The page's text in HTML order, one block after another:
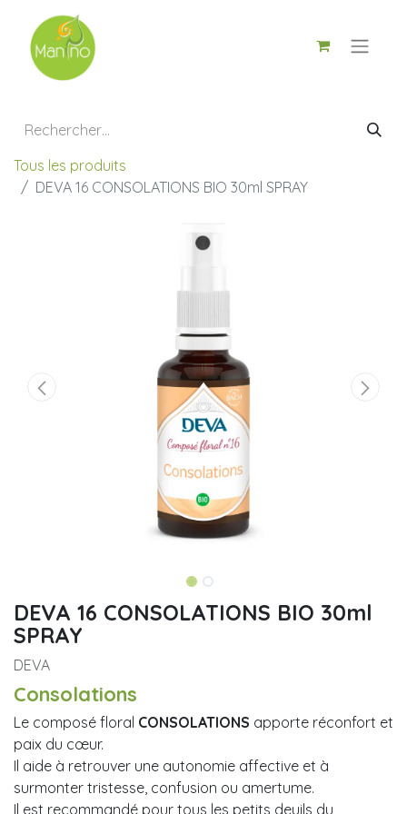
Tous les produits
DEVA 16 CONSOLATIONS BIO 30ml SPRAY
DEVA 16 CONSOLATIONS BIO 30ml
SPRAY
DEVA
Consolations
Le composé floral CONSOLATIONS apporte réconfort et
paix du cœur.
Il aide à retrouver une autonomie affective et à
surmonter tristesse, confusion ou amertume.
Il est recommandé pour tous les petits deuils du